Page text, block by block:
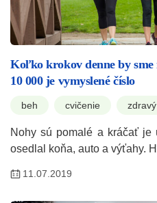
Koľko krokov denne by
10 000 je vymyslené číslo
beh cvičenie
Nohy sú pomalé a kráčať je
osedlal koňa, auto a výťahy.
11.07.2019